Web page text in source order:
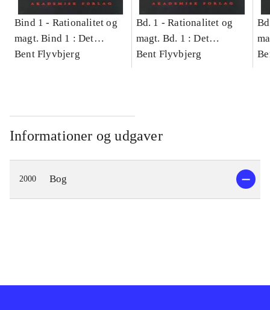
Bind 1 - Rationalitet og
magt. Bind 1 : Det
konkretes videnskab
Bent Flyvbjerg
Bd. 1 -Rationalitet og
magt. Bd. 1 : Det
konkretes videnskab
Bent Flyvbjerg
Informationer og udgaver
2000 Bog